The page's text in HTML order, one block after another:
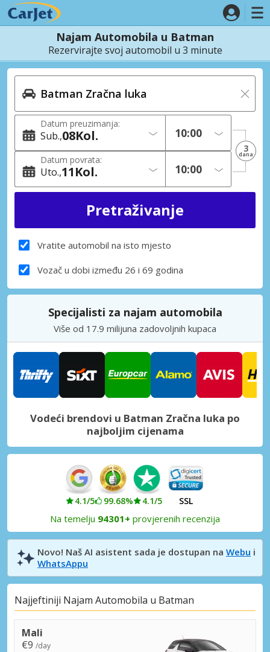
Najam Automobila u Batman
Rezervirajte svoj automobil u 3 minute
Datum preuzimanja:
Sub. 08Kol.
Datum povrata:
Uto. 11Kol.
3
dana
Vratite automobil na isto mjesto
Vozač u dobi između 26 i 69 godina
Specijalisti za najam automobila
Više od 17.9 milijuna zadovoljnih kupaca
Vodeći brendovi u Batman Zračna luka po
najboljim cijenama
4.1/5 99.68% 4.1/5 SSL
Na temelju 94301+ provjerenih recenzija
Novo! Naš AI asistent sada je dostupan na Webu i
WhatsAppu
Najjeftiniji Najam Automobila u Batman
Mali
€9 /day